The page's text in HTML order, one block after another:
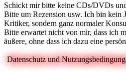
Schickt mir bitte keine CDs/DVDs
Bitte um Rezension usw. Ich bin kein
Kritiker, sondern ganz normaler
Bitte erwartet nicht von mir, dass ich
äußere, ohne dass ich dazu eine
Datenschutz und